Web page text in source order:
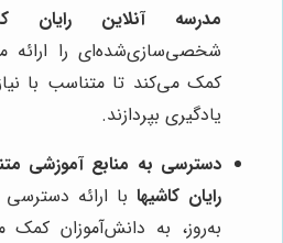
مدرسه آنلاین رایان
شخصی‌سازی‌شده‌ای را ارائه
کمک می‌کند تا متناسب با
یادگیری بپردازند.
دسترسی به منابع آموزشی
رایان کاشیها با ارائه
به‌روز، به دانش‌آموزان کمک